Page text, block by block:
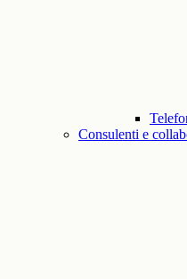
Consulenti e